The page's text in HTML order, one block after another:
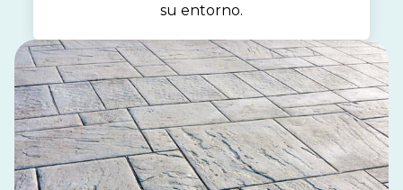
su entorno.